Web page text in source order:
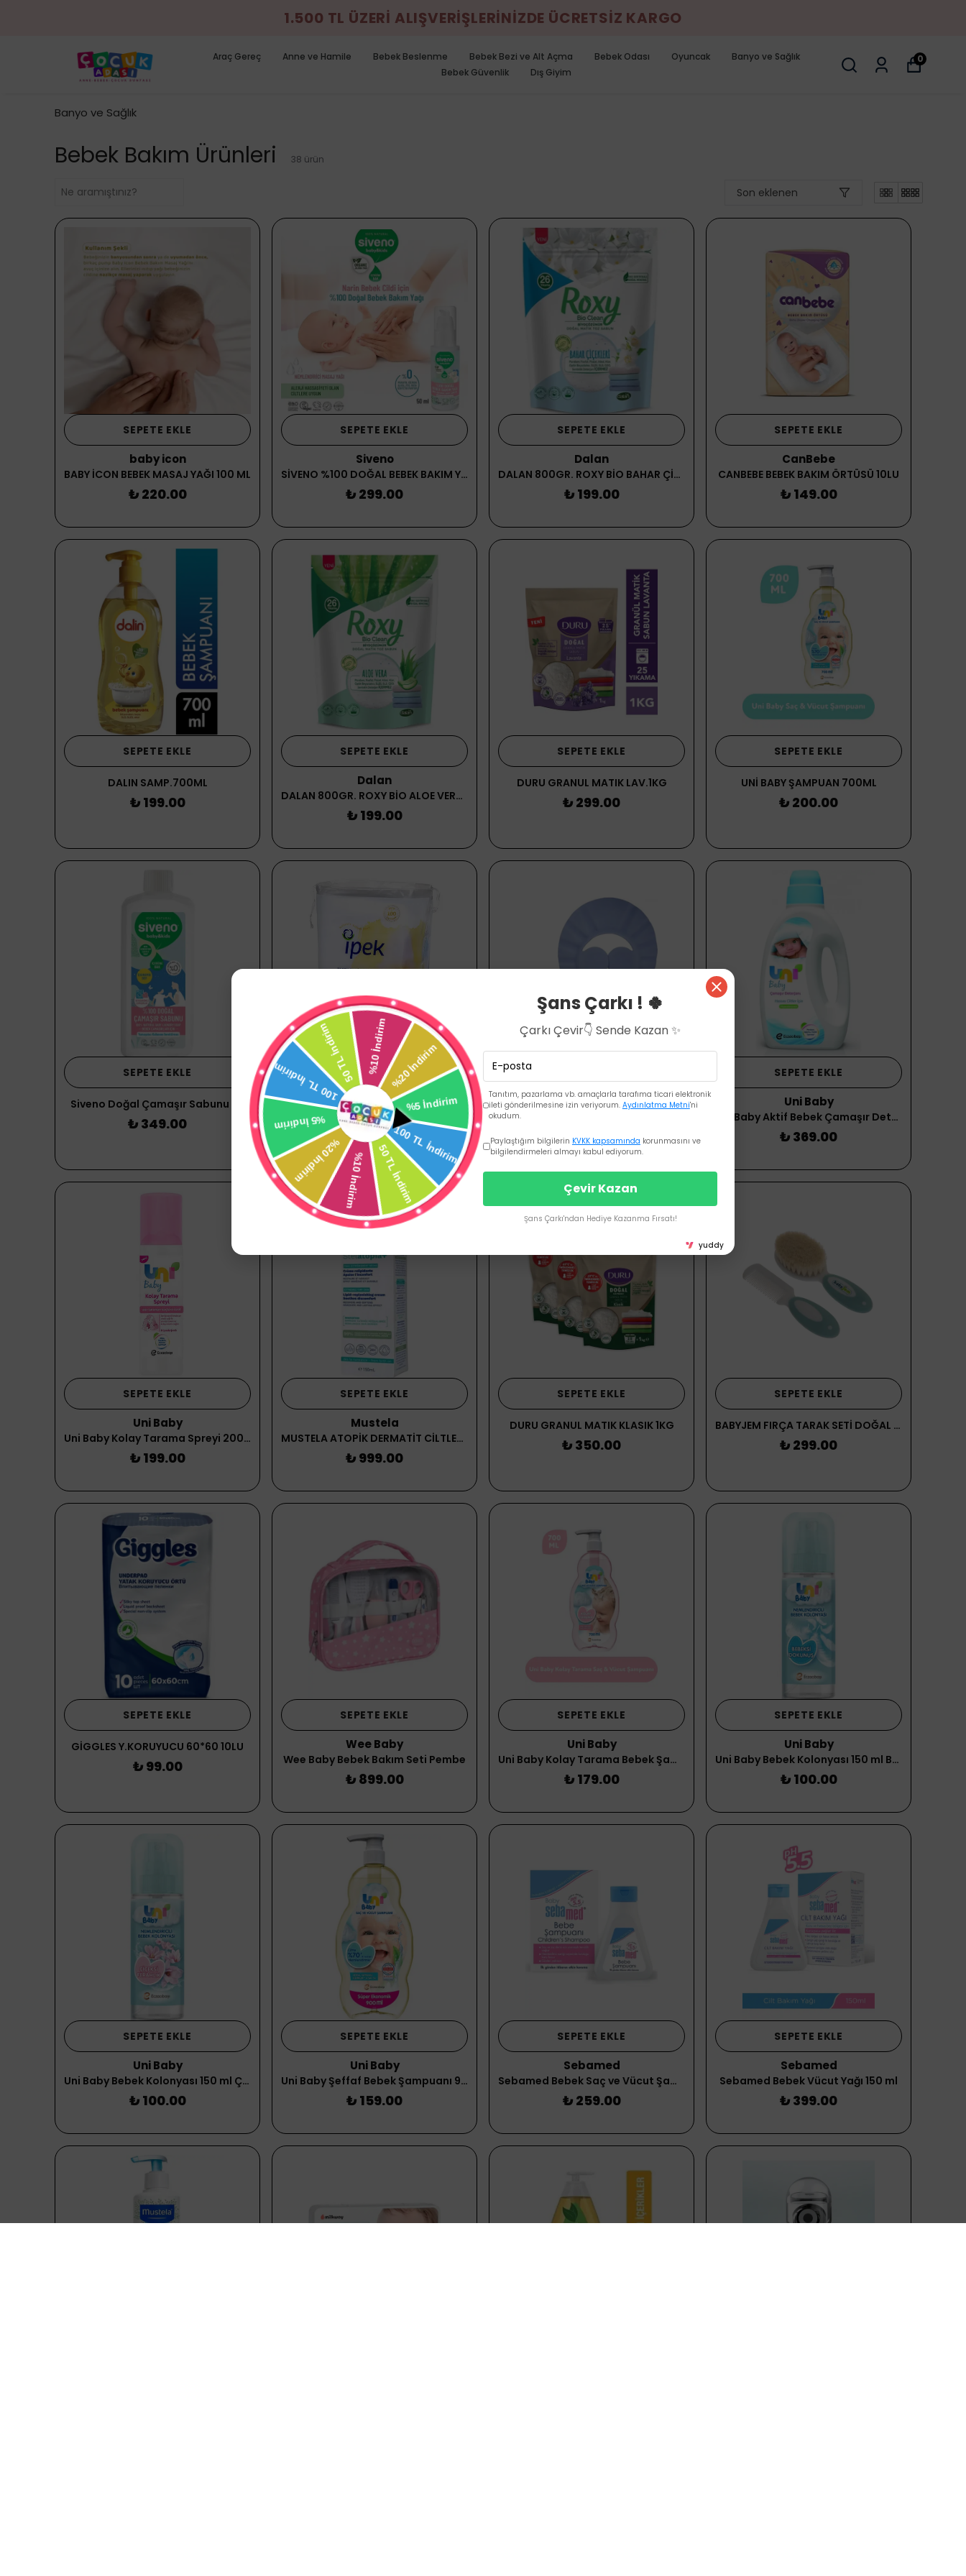
1.500 TL ÜZERİ ALIŞVERİŞLERİNİZDE ÜCRETSİZ KARGO
Araç Gereç Anne ve Hamile Bebek Beslenme Bebek Bezi ve Alt Açma Bebek Odası Oyuncak
Banyo ve Sağlık
Bebek Güvenlik
Dış Giyim
0
Banyo ve Sağlık
Bebek Bakım Ürünleri 38 ürün
Son eklenen
SEPETE EKLE
baby icon
BABY İCON BEBEK MASAJ YAĞI 100 ML
₺ 220.00
SEPETE EKLE
Siveno
SİVENO %100 DOĞAL BEBEK BAKIM YAĞI 50ML
₺ 299.00
SEPETE EKLE
Dalan
DALAN 800GR. ROXY BİO BAHAR ÇİÇEKLERİ TOZ SABUN
₺ 199.00
SEPETE EKLE
CanBebe
CANBEBE BEBEK BAKIM ÖRTÜSÜ 10LU
₺ 149.00
SEPETE EKLE
DALIN SAMP.700ML
₺ 199.00
SEPETE EKLE
Dalan
DALAN 800GR. ROXY BİO ALOE VERA TOZ SABUN
₺ 199.00
SEPETE EKLE
DURU GRANUL MATIK LAV.1KG
₺ 299.00
SEPETE EKLE
UNİ BABY ŞAMPUAN 700ML
₺ 200.00
SEPETE EKLE
Siveno Doğal Çamaşır Sabunu 1 lt
₺ 349.00
SEPETE EKLE
İPEK BEBEK TEMİZLEME PAMUĞU 60'LI
₺ 69.00
SEVİ BEBE BEBEK BANYO SAPKASI MAVİ
SEPETE EKLE
Uni Baby
Uni Baby Aktif Bebek Çamaşır Deterjanı 1500 ml
₺ 369.00
SEPETE EKLE
Uni Baby
Uni Baby Kolay Tarama Spreyi 200 ml
₺ 199.00
SEPETE EKLE
Mustela
MUSTELA ATOPİK DERMATİT CİLTLER İÇİN NEMLENDİRİCİ KREM
₺ 999.00
SEPETE EKLE
DURU GRANUL MATIK KLASIK 1KG
₺ 350.00
SEPETE EKLE
BABYJEM FIRÇA TARAK SETİ DOĞAL KIL FIRÇA SETİ MAVİ
₺ 299.00
SEPETE EKLE
GİGGLES Y.KORUYUCU 60*60 10LU
₺ 99.00
SEPETE EKLE
Wee Baby
Wee Baby Bebek Bakım Seti Pembe
₺ 899.00
SEPETE EKLE
Uni Baby
Uni Baby Kolay Tarama Bebek Şampuanı 700 ml Yeni
₺ 179.00
SEPETE EKLE
Uni Baby
Uni Baby Bebek Kolonyası 150 ml Bebeksi Kokular
₺ 100.00
SEPETE EKLE
Uni Baby
Uni Baby Bebek Kolonyası 150 ml Çiçeksi Kokular
₺ 100.00
SEPETE EKLE
Uni Baby
Uni Baby Şeffaf Bebek Şampuanı 900 ml
₺ 159.00
SEPETE EKLE
Sebamed
Sebamed Bebek Saç ve Vücut Şampuanı 150 ml
₺ 259.00
SEPETE EKLE
Sebamed
Sebamed Bebek Vücut Yağı 150 ml
₺ 399.00
Şans Çarkı ! 🍀
Çarkı Çevir👇 Sende Kazan ✨
Tanıtım, pazarlama vb. amaçlarla tarafıma ticari elektronik
ileti gönderilmesine izin veriyorum. Aydınlatma Metni'ni
okudum.
Paylaştığım bilgilerin KVKK kapsamında korunmasını ve
bilgilendirmeleri almayı kabul ediyorum.
Çevir Kazan
Şans Çarkı'ndan Hediye Kazanma Fırsatı!
yuddy